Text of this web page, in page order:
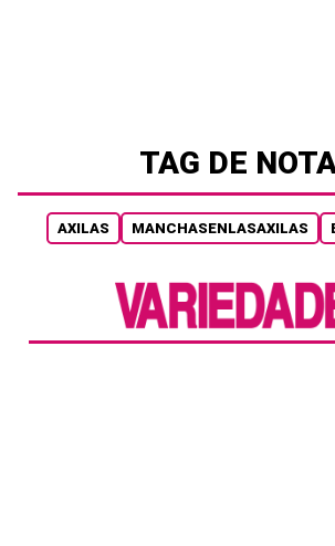
TAG DE
AXILAS MANCHASENLASAXILAS